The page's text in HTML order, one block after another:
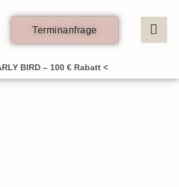
Terminanfrage
BIRD – 100 € Rabatt <